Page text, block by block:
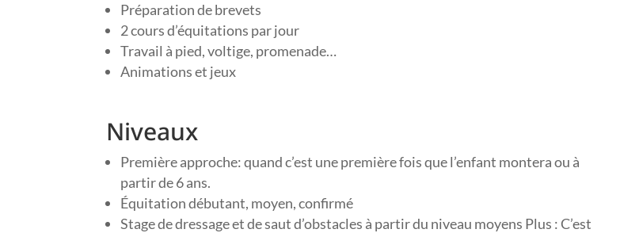
Préparation de brevets
2 cours d’équitations par jour
Travail à pied, voltige, promenade…
Animations et jeux
Niveaux
Première approche: quand c’est une première fois que l’enfant montera ou à
partir de 6 ans.
Équitation débutant, moyen, confirmé
Stage de dressage et de saut d’obstacles à partir du niveau moyens Plus : C’est